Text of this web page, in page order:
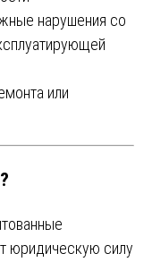
нарушения со
или
юридическую силу